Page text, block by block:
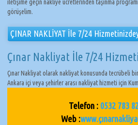
iletişime geçin nakliye ücretlerinden taşınma
görüşelim.
ÇINAR NAKLİYAT İle 7/24
Çınar Nakliyat İle 7/24
Çınar Nakliyat olarak nakliyat konusunda tecrübeli
Ankara içi veya şehirler arası nakliyat hizmeti için
Telefon : 0532 783
Web :